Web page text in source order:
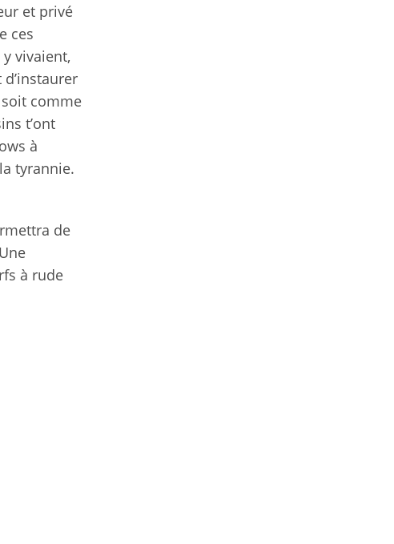
et privé
ces
vivaient,
comme
t’ont
à
tyrannie.
de
à rude